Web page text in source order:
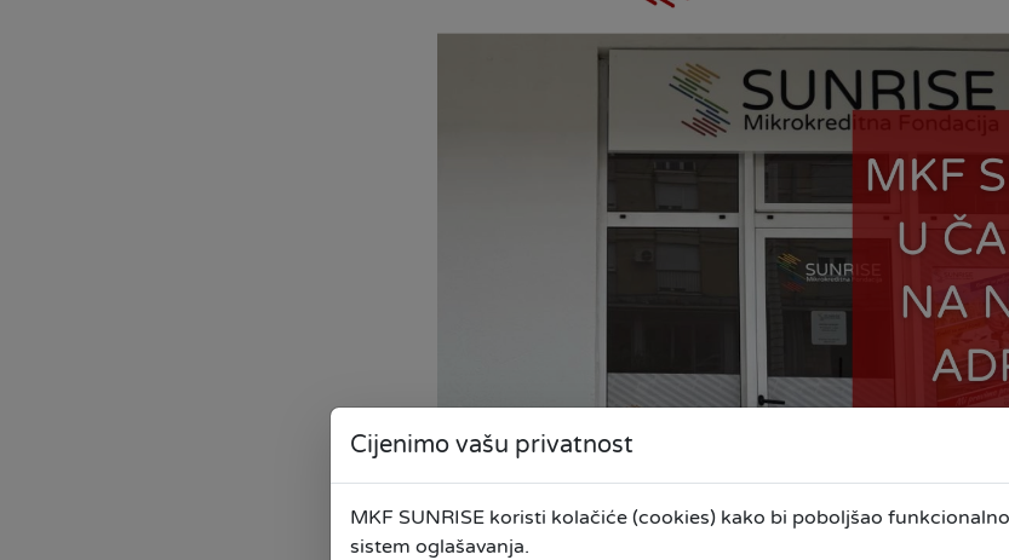
Cijenimo vašu privatnost
MKF SUNRISE koristi kolačiće (cookies) kako bi poboljšao
sistem oglašavanja.